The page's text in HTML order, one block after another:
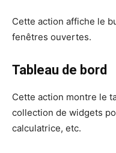
Cette action affiche le
fenêtres ouvertes.
Tableau de bord
Cette action montre le
collection de widgets
calculatrice, etc.